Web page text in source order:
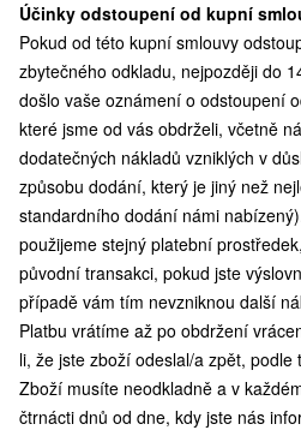
Účinky odstoupení od kupní
Pokud od této kupní smlouvy
zbytečného odkladu, nejpozději do
došlo vaše oznámení o odstoupení
které jsme od vás obdrželi, včetně
dodatečných nákladů vzniklých v
způsobu dodání, který je jiný než
standardního dodání námi
použijeme stejný platební
původní transakci, pokud jste
případě vám tím nevzniknou další
Platbu vrátíme až po obdržení
li, že jste zboží odeslal/a zpět,
Zboží musíte neodkladně a v
čtrnácti dnů od dne, kdy jste nás